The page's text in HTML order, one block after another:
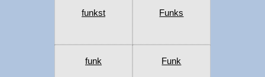
funkst Funks
funk Funk